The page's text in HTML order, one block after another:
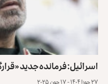
اسرائیل: فرمانده جدید